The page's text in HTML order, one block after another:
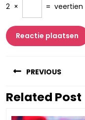
2 × = veertien
PREVIOUS
Vorig
Related Post